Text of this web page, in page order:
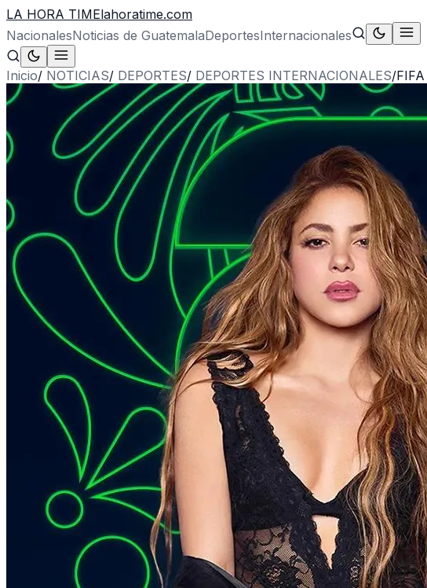
LA HORA TIMElahoratime.com
NacionalesNoticias de GuatemalaDeportesInternacionales
Inicio/ NOTICIAS/ DEPORTES/ DEPORTES INTERNACIONALES/